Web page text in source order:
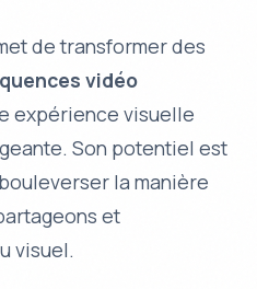
de transformer des
vidéo
expérience visuelle
Son potentiel est
la manière
et
visuel.